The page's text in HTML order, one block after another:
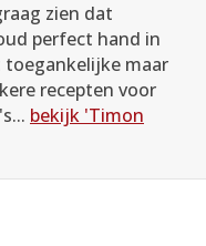
zien dat
perfect hand in
toegankelijke maar
recepten voor
bekijk 'Timon